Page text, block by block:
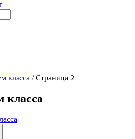
класса /Страница 2
класса